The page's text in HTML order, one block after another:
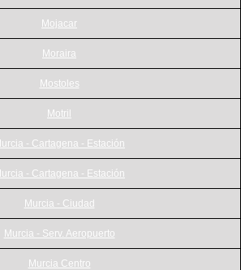
Mojacar
Moraira
Mostoles
Motril
- Cartagena - Estación
- Cartagena - Estación
Murcia - Ciudad
Murcia - Serv. Aeropuerto
Murcia Centro